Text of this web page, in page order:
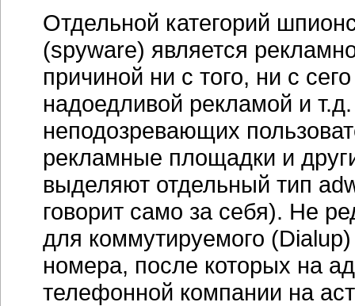
Отдельной категорий
(spyware) является
причиной ни с того, ни с
надоедливой рекламой и
неподозревающих
рекламные площадки и
выделяют отдельный тип
говорит само за себя). Не
для коммутируемого
номера, после которых на
телефонной компании на